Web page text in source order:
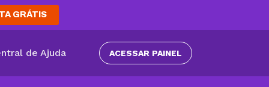
GRÁTIS
de Ajuda ACESSAR PAINEL